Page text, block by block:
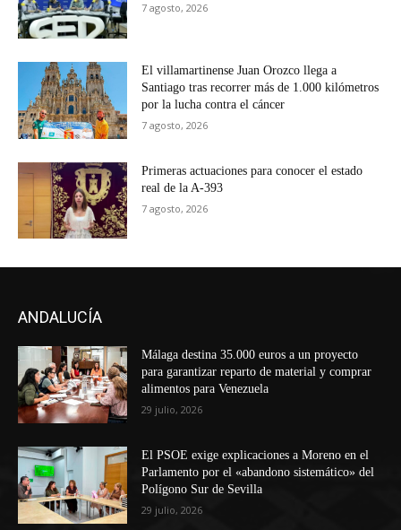
7 agosto, 2026
El villamartinense Juan Orozco llega a
Santiago tras recorrer más de 1.000 kilómetros
por la lucha contra el cáncer
7 agosto, 2026
Primeras actuaciones para conocer el estado
real de la A-393
7 agosto, 2026
ANDALUCÍA
Málaga destina 35.000 euros a un proyecto
para garantizar reparto de material y comprar
alimentos para Venezuela
29 julio, 2026
El PSOE exige explicaciones a Moreno en el
Parlamento por el «abandono sistemático» del
Polígono Sur de Sevilla
29 julio, 2026